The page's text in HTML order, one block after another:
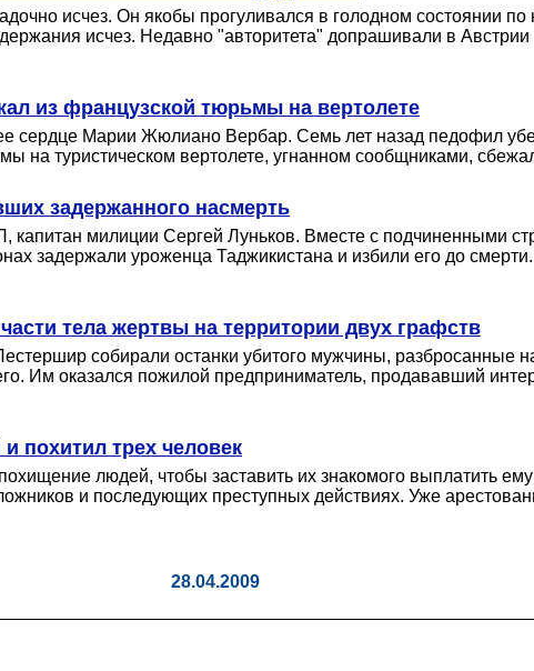
исчез. Он якобы прогуливался в голодном состоянии
исчез. Недавно "авторитета" допрашивали в
из французской тюрьмы на вертолете
сердце Марии Жюлиано Вербар. Семь лет назад педофил
на туристическом вертолете, угнанном сообщниками,
задержанного насмерть
капитан милиции Сергей Луньков. Вместе с подчиненными
задержали уроженца Таджикистана и избили его до
тела жертвы на территории двух графств
собирали останки убитого мужчины, разбросанные
Им оказался пожилой предприниматель, продававший
похитил трех человек
людей, чтобы заставить их знакомого выплатить
и последующих преступных действиях. Уже
28.04.2009